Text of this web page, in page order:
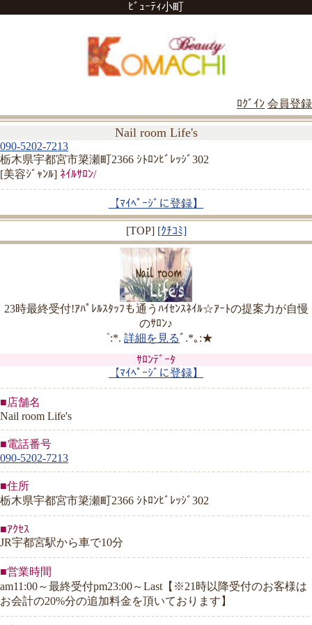
ﾋﾞｭｰﾃｨ小町
ﾛｸﾞｲﾝ 会員登録
Nail room Life's
090-5202-7213
栃木県宇都宮市簗瀬町2366 ｼﾄﾛﾝﾋﾞﾚｯｼﾞ302
[美容ｼﾞｬﾝﾙ] ﾈｲﾙｻﾛﾝ/
【ﾏｲﾍﾟｰｼﾞに登録】
[TOP] [ｸﾁｺﾐ]
23時最終受付!ｱﾊﾟﾚﾙｽﾀｯﾌも通うﾊｲｾﾝｽﾈｲﾙ☆ｱｰﾄの提案力が自慢
のｻﾛﾝ♪
゜:*. 詳細を見るﾞ.*｡:★
ｻﾛﾝﾃﾞｰﾀ
【ﾏｲﾍﾟｰｼﾞに登録】
■店舗名
Nail room Life's
■電話番号
090-5202-7213
■住所
栃木県宇都宮市簗瀬町2366 ｼﾄﾛﾝﾋﾞﾚｯｼﾞ302
■ｱｸｾｽ
JR宇都宮駅から車で10分
■営業時間
am11:00～最終受付pm23:00～Last【※21時以降受付のお客様は
お会計の20%分の追加料金を頂いております】